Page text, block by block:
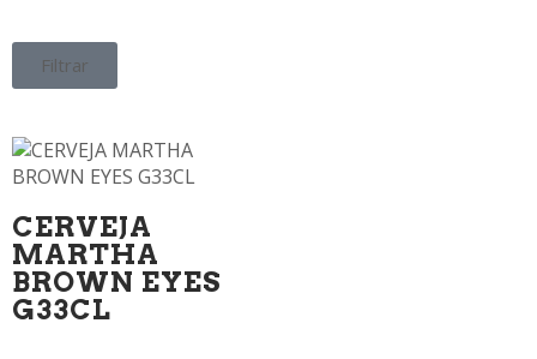
Filtrar
CERVEJA
MARTHA
BROWN EYES
G33CL